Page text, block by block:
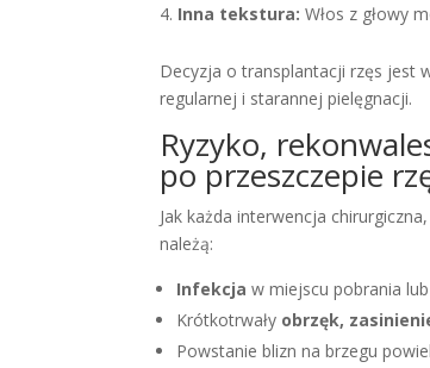
Inna tekstura: Włos z głowy
Decyzja o transplantacji rzęs jest
regularnej i starannej pielęgnacji.
Ryzyko,
po przeszczepie
Jak każda interwencja chirurgiczna,
należą:
Infekcja w miejscu pobrania
Krótkotrwały obrzęk,
Powstanie blizn na brzegu